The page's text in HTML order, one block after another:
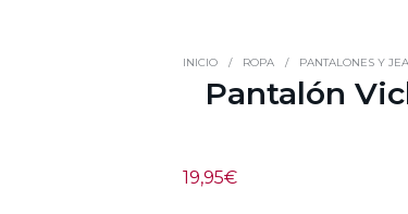
INICIO / ROPA / PANTALONES Y
Pantalón
19,95€